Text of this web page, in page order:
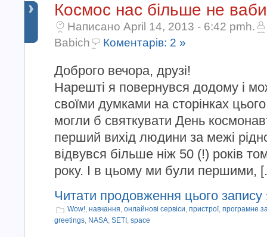
Космос нас більше не
Написано April 14, 2013 - 6:42 pmh.
Babich
Коментарів: 2 »
Доброго вечора, друзі!
Нарешті я повернувся додому і
своїми думками на сторінках
могли б святкувати День
перший вихід людини за межі
відвувся більше ніж 50 (!) років
року. І в цьому ми були першими,
Читати продовження цього запису
Wow!, навчання, онлайнові сервіси, пристрої, програмне
greetings, NASA, SETI , space